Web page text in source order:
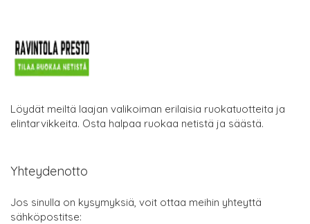
Löydät meiltä laajan valikoiman erilaisia ruokatuotteita ja
elintarvikkeita. Osta halpaa ruokaa netistä ja säästä.
Yhteydenotto
Jos sinulla on kysymyksiä, voit ottaa meihin yhteyttä
sähköpostitse: